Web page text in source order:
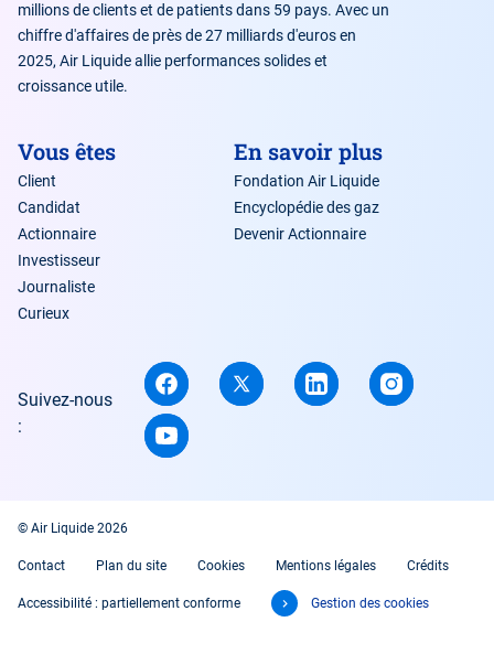
millions de clients et de patients dans 59 pays. Avec un
chiffre d'affaires de près de 27 milliards d'euros en
2025, Air Liquide allie performances solides et
croissance utile.
Vous êtes
Client
Candidat
Actionnaire
Investisseur
Journaliste
Curieux
En savoir plus
Fondation Air Liquide
Encyclopédie des gaz
Devenir Actionnaire
Suivez-nous
:
© Air Liquide 2026
Contact Plan du site Cookies Mentions légales Crédits
Accessibilité : partiellement conforme Gestion des cookies